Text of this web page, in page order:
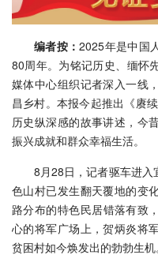
编者按：2025年是中国
80周年。为铭记历史、缅怀
媒体中心组织记者深入一线
昌乡村。本报今起推出《赓
历史纵深感的故事讲述，今
振兴成就和群众幸福生活。
8月28日，记者驱车进入
色山村已发生翻天覆地的变
路分布的特色民居错落有
心的将军广场上，贺炳炎将
贫困村如今焕发出的勃勃生机